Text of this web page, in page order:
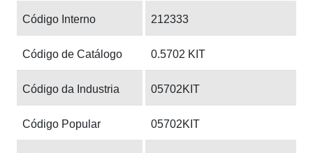
Código Interno 212333
Código de Catálogo 0.5702 KIT
Código da Industria 05702KIT
Código Popular 05702KIT